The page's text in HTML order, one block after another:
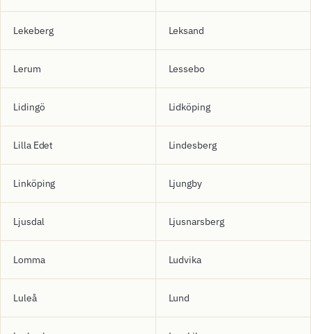
Lekeberg Leksand
Lerum Lessebo
Lidingö Lidköping
Lilla Edet Lindesberg
Linköping Ljungby
Ljusdal Ljusnarsberg
Lomma Ludvika
Luleå Lund